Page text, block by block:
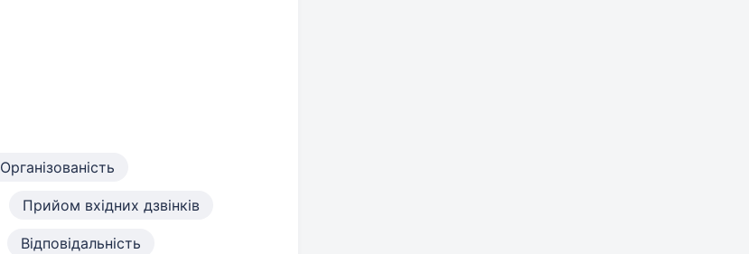
Організованість
Прийом вхідних дзвінків
Відповідальність